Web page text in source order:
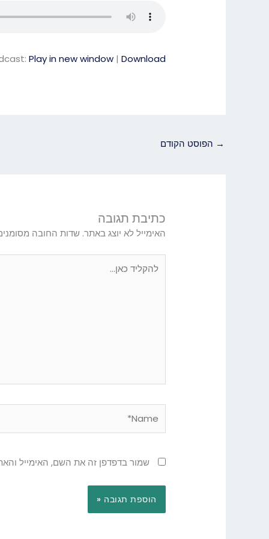
Play in new window| Download
→ הפוסט הקודם
כתיבת תגובה
האימייל לא יוצג באתר. שדות החובה
כאן...
שמור בדפדפן זה את השם, האימייל